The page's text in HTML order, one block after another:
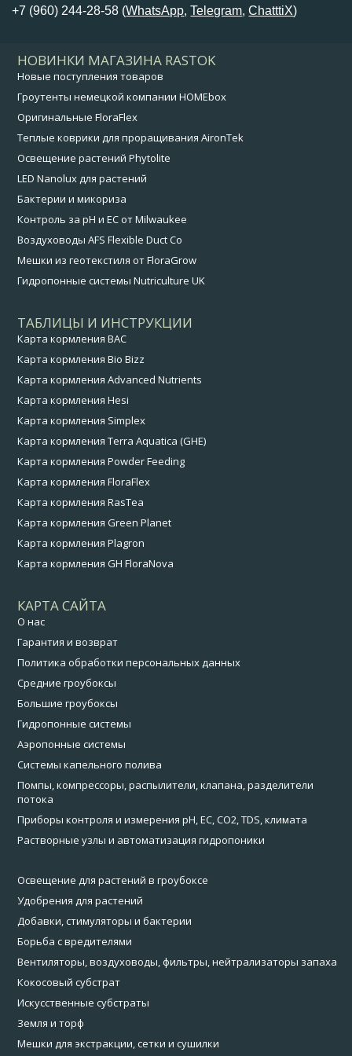
+7 (960) 244-28-58 (WhatsApp,Telegram,ChatttiX)
НОВИНКИ МАГАЗИНА RASTOK
Новые поступления товаров
Гроутенты немецкой компании HOMEbox
Оригинальные FloraFlex
Теплые коврики для проращивания AironTek
Освещение растений Phytolite
LED Nanolux для растений
Бактерии и микориза
Контроль за pH и EC от Milwaukee
Воздуховоды AFS Flexible Duct Co
Мешки из геотекстиля от FloraGrow
Гидропонные системы Nutriculture UK
ТАБЛИЦЫ И ИНСТРУКЦИИ
Карта кормления BAC
Карта кормления Bio Bizz
Карта кормления Advanced Nutrients
Карта кормления Hesi
Карта кормления Simplex
Карта кормления Terra Aquatica (GHE)
Карта кормления Powder Feeding
Карта кормления FloraFlex
Карта кормления RasTea
Карта кормления Green Planet
Карта кормления Plagron
Карта кормления GH FloraNova
КАРТА САЙТА
О нас
Гарантия и возврат
Политика обработки персональных данных
Средние гроубоксы
Большие гроубоксы
Гидропонные системы
Аэропонные системы
Системы капельного полива
Помпы, компрессоры, распылители, клапана, разделители
потока
Приборы контроля и измерения pH, EC, CO2, TDS, климата
Растворные узлы и автоматизация гидропоники
Освещение для растений в гроубоксе
Удобрения для растений
Добавки, стимуляторы и бактерии
Борьба с вредителями
Вентиляторы, воздуховоды, фильтры, нейтрализаторы запаха
Кокосовый субстрат
Искусственные субстраты
Земля и торф
Мешки для экстракции, сетки и сушилки